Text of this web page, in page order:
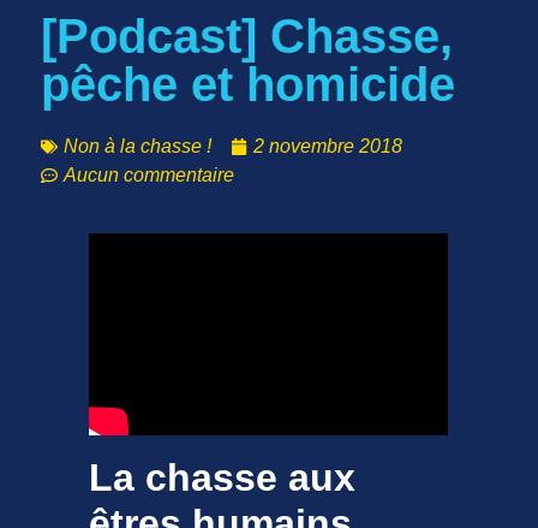
[Podcast] Chasse,
pêche et homicide
Non à la chasse !
2 novembre 2018
Aucun commentaire
La chasse aux